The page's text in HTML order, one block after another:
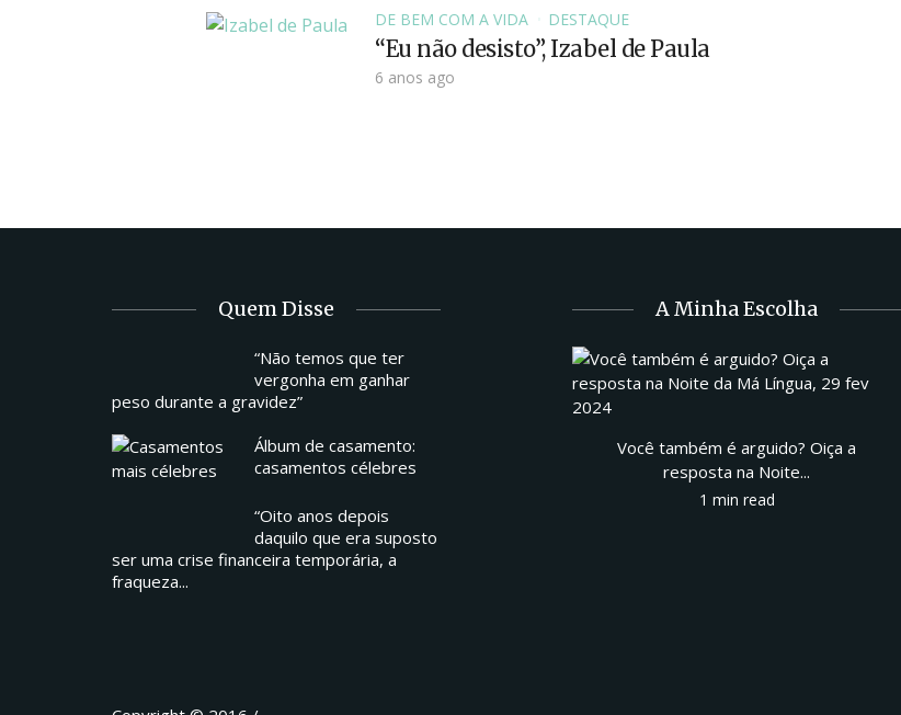
DE BEM COM A VIDA DESTAQUE
“Eu não desisto”, Izabel de Paula
6 anos ago
Quem Disse
“Não temos que ter
vergonha em ganhar
peso durante a gravidez”
Álbum de casamento:
casamentos célebres
“Oito anos depois
daquilo que era suposto
ser uma crise financeira temporária, a
fraqueza...
A Minha Escolha
Você também é arguido? Oiça a
resposta na Noite...
1 min read